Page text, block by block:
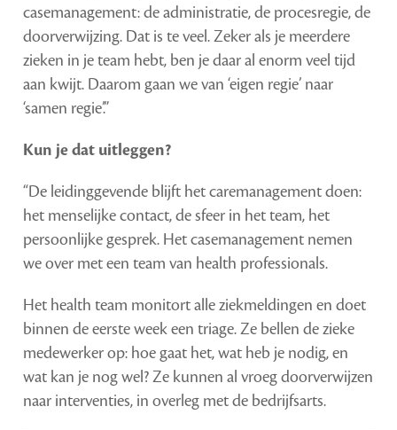
casemanagement: de administratie, de procesregie, de
doorverwijzing. Dat is te veel. Zeker als je meerdere
zieken in je team hebt, ben je daar al enorm veel tijd
aan kwijt. Daarom gaan we van ‘eigen regie’ naar
‘samen regie’.”
Kun je dat uitleggen?
“De leidinggevende blijft het caremanagement doen:
het menselijke contact, de sfeer in het team, het
persoonlijke gesprek. Het casemanagement nemen
we over met een team van health professionals.
Het health team monitort alle ziekmeldingen en doet
binnen de eerste week een triage. Ze bellen de zieke
medewerker op: hoe gaat het, wat heb je nodig, en
wat kan je nog wel? Ze kunnen al vroeg doorverwijzen
naar interventies, in overleg met de bedrijfsarts.